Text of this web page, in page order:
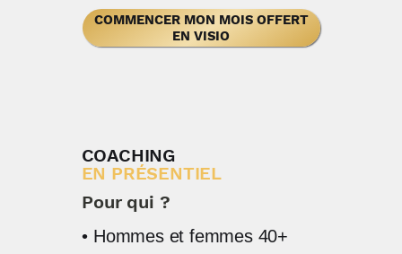
COMMENCER MON MOIS OFFERT
EN VISIO
COACHING
EN PRÉSENTIEL
Pour qui ?
• Hommes et femmes 40+